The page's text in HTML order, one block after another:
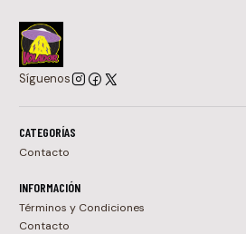
Síguenos
CATEGORÍAS
Contacto
INFORMACIÓN
Términos y Condiciones
Contacto